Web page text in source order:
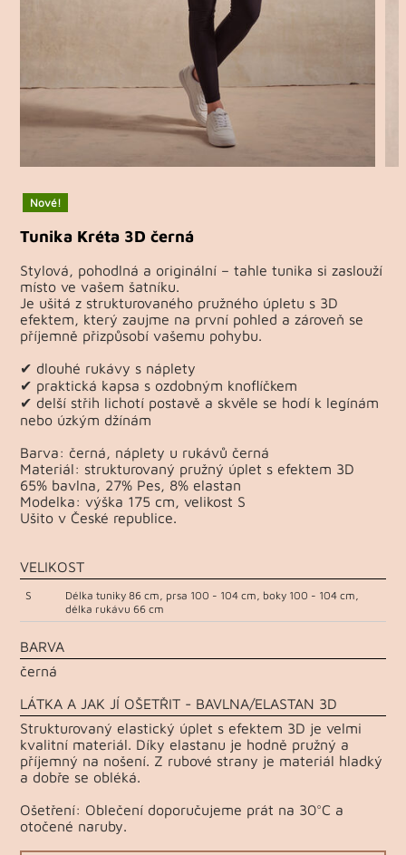
Nové!
Tunika Kréta 3D černá
Stylová, pohodlná a originální – tahle tunika si zaslouží
místo ve vašem šatníku.
Je ušitá z strukturovaného pružného úpletu s 3D
efektem, který zaujme na první pohled a zároveň se
příjemně přizpůsobí vašemu pohybu.
✔ dlouhé rukávy s náplety
✔ praktická kapsa s ozdobným knoflíčkem
✔ delší střih lichotí postavě a skvěle se hodí k legínám
nebo úzkým džínám
Barva: černá, náplety u rukávů černá
Materiál: strukturovaný pružný úplet s efektem 3D
65% bavlna, 27% Pes, 8% elastan
Modelka: výška 175 cm, velikost S
Ušito v České republice.
VELIKOST
S
Délka tuniky 86 cm, prsa 100 - 104 cm, boky 100 - 104 cm,
délka rukávu 66 cm
BARVA
černá
LÁTKA A JAK JÍ OŠETŘIT - BAVLNA/ELASTAN 3D
Strukturovaný elastický úplet s efektem 3D je velmi
kvalitní materiál. Díky elastanu je hodně pružný a
příjemný na nošení. Z rubové strany je materiál hladký
a dobře se obléká.
Ošetření: Oblečení doporučujeme prát na 30°C a
otočené naruby.